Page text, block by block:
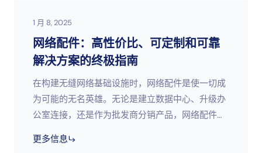
1 月 8, 2025
网络配件：高性价比、可定制和可靠
解决方案的终极指南
在构建无缝网络基础设施时，网络配件是使一切成
为可能的无名英雄。无论是建立数据中心、升级办
公室连接，还是作为批发商分销产品，网络配件都
们如此重要？想想看&#8230；
更多信息